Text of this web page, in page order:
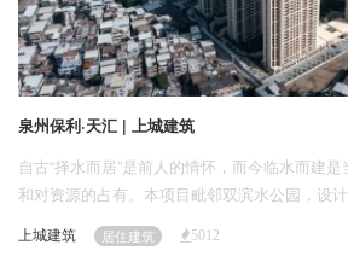
泉州保利·天汇 | 上城建筑
自古“择水而居”是前人的情怀，而今临水而建
和对资源的占有。本项目毗邻双滨水公园，设
用，以“云梦水泽 花园社区”为创作主题，用接
有四季水岸，内有四时花园」的理想滨水生活画
上城建筑 居住建筑 5012